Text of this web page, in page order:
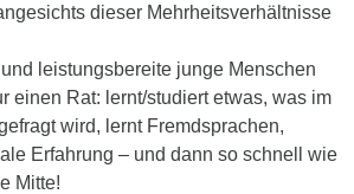
dieser Mehrheitsverhältnisse
leistungsbereite junge Menschen
einen Rat: lernt/studiert etwas, was im
wird, lernt Fremdsprachen,
Erfahrung – und dann so schnell wie
Mitte!